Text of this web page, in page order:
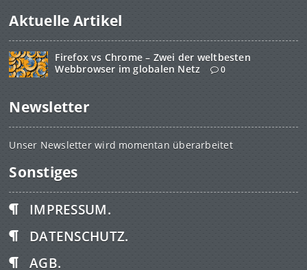
Aktuelle Artikel
Firefox vs Chrome – Zwei der weltbesten
Webbrowser im globalen Netz
0
Newsletter
Unser Newsletter wird momentan überarbeitet
Sonstiges
IMPRESSUM.
DATENSCHUTZ.
AGB.